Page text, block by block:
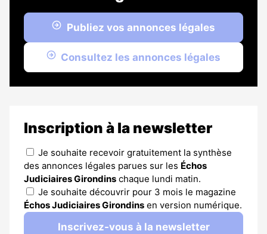
Publiez vos annonces légales
Consultez les annonces légales
Inscription à la newsletter
Je souhaite recevoir gratuitement la synthèse
des annonces légales parues sur les Échos
Judiciaires Girondins chaque lundi matin.
Je souhaite découvrir pour 3 mois le magazine
Échos Judiciaires Girondins en version numérique.
Inscrivez-vous à la newsletter